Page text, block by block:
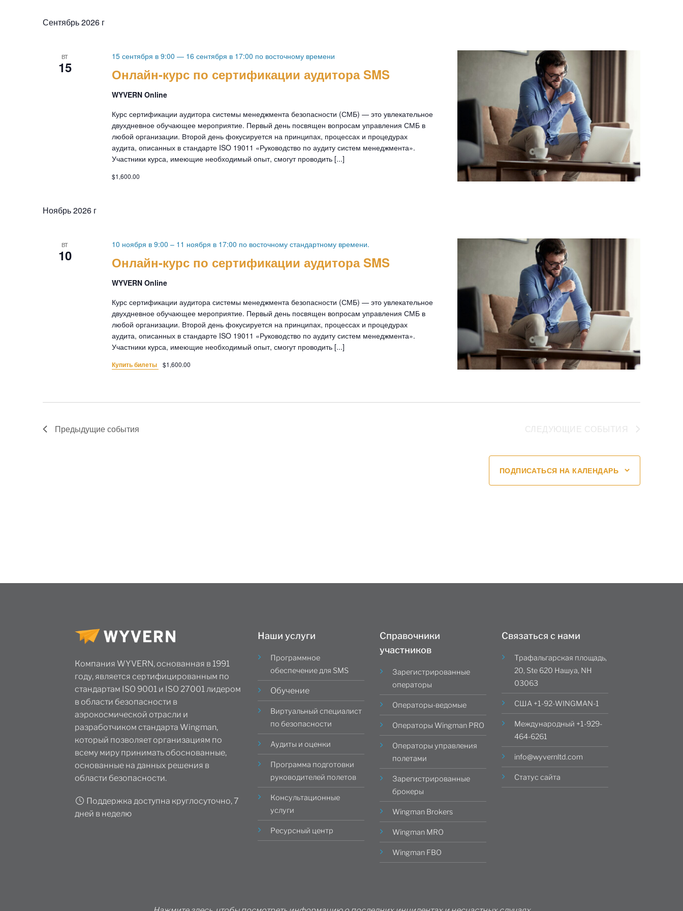
Сентябрь 2026 г
ВТ
15 Онлайн-курс по сертификации аудитора SMS
15 сентября в 9:00 — 16 сентября в 17:00 по восточному времени
WYVERN Online
Курс сертификации аудитора системы менеджмента безопасности (СМБ) — это увлекательное
двухдневное обучающее мероприятие. Первый день посвящен вопросам управления СМБ в
любой организации. Второй день фокусируется на принципах, процессах и процедурах
аудита, описанных в стандарте ISO 19011 «Руководство по аудиту систем менеджмента».
Участники курса, имеющие необходимый опыт, смогут проводить [...]
$1,600.00
Ноябрь 2026 г
ВТ
10 Онлайн-курс по сертификации аудитора SMS
10 ноября в 9:00 – 11 ноября в 17:00 по восточному стандартному времени.
WYVERN Online
Курс сертификации аудитора системы менеджмента безопасности (СМБ) — это увлекательное
двухдневное обучающее мероприятие. Первый день посвящен вопросам управления СМБ в
любой организации. Второй день фокусируется на принципах, процессах и процедурах
аудита, описанных в стандарте ISO 19011 «Руководство по аудиту систем менеджмента».
Участники курса, имеющие необходимый опыт, смогут проводить [...]
Купить билеты $1,600.00
Предыдущиесобытия СЛЕДУЮЩИЕ СОБЫТИЯ
ПОДПИСАТЬСЯ НА КАЛЕНДАРЬ
Компания WYVERN, основанная в 1991
году, является сертифицированным по
стандартам ISO 9001 и ISO 27001 лидером
в области безопасности в
аэрокосмической отрасли и
разработчиком стандарта Wingman,
который позволяет организациям по
всему миру принимать обоснованные,
основанные на данных решения в
области безопасности.
Поддержка доступна круглосуточно, 7
дней в неделю
Наши услуги
Программное
обеспечение для SMS
Обучение
Виртуальный специалист
по безопасности
Аудиты и оценки
Программа подготовки
руководителей полетов
Консультационные
услуги
Ресурсный центр
Справочники
участников
Зарегистрированные
операторы
Операторы-ведомые
Операторы Wingman PRO
Операторы управления
полетами
Зарегистрированные
брокеры
Wingman Brokers
Wingman MRO
Wingman FBO
Связаться с нами
Трафальгарская площадь,
20, Ste 620 Нашуа, NH
03063
США +1-92-WINGMAN-1
Международный +1-929-
464-6261
info@wyvernltd.com
Статус сайта